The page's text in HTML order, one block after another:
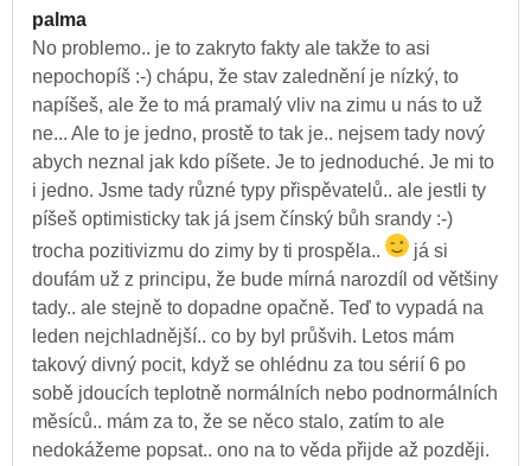
palma
No problemo.. je to zakryto fakty ale takže to asi
nepochopíš :-) chápu, že stav zalednění je nízký, to
napíšeš, ale že to má pramalý vliv na zimu u nás to už
ne... Ale to je jedno, prostě to tak je.. nejsem tady nový
abych neznal jak kdo píšete. Je to jednoduché. Je mi to
i jedno. Jsme tady různé typy přispěvatelů.. ale jestli ty
píšeš optimisticky tak já jsem čínský bůh srandy :-)
trocha pozitivizmu do zimy by ti prospěla..
já si
doufám už z principu, že bude mírná narozdíl od většiny
tady.. ale stejně to dopadne opačně. Teď to vypadá na
leden nejchladnější.. co by byl průšvih. Letos mám
takový divný pocit, když se ohlédnu za tou sérií 6 po
sobě jdoucích teplotně normálních nebo podnormálních
měsíců.. mám za to, že se něco stalo, zatím to ale
nedokážeme popsat.. ono na to věda přijde až později.